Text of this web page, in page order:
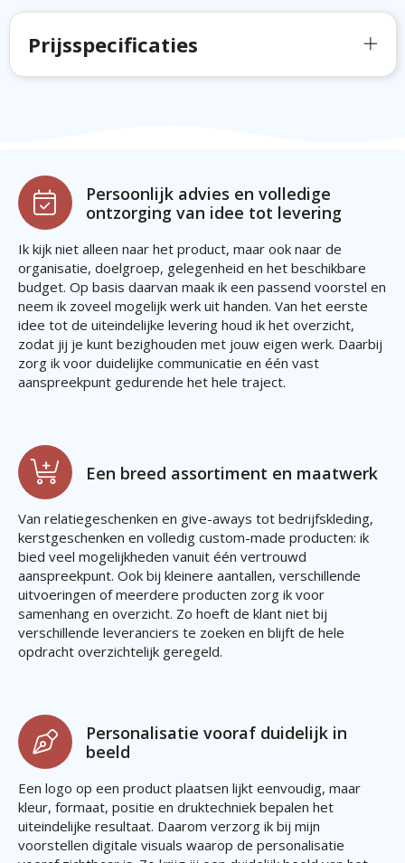
Prijsspecificaties
Persoonlijk advies en volledige
ontzorging van idee tot levering
Ik kijk niet alleen naar het product, maar ook naar de
organisatie, doelgroep, gelegenheid en het beschikbare
budget. Op basis daarvan maak ik een passend voorstel en
neem ik zoveel mogelijk werk uit handen. Van het eerste
idee tot de uiteindelijke levering houd ik het overzicht,
zodat jij je kunt bezighouden met jouw eigen werk. Daarbij
zorg ik voor duidelijke communicatie en één vast
aanspreekpunt gedurende het hele traject.
Een breed assortiment en maatwerk
Van relatiegeschenken en give-aways tot bedrijfskleding,
kerstgeschenken en volledig custom-made producten: ik
bied veel mogelijkheden vanuit één vertrouwd
aanspreekpunt. Ook bij kleinere aantallen, verschillende
uitvoeringen of meerdere producten zorg ik voor
samenhang en overzicht. Zo hoeft de klant niet bij
verschillende leveranciers te zoeken en blijft de hele
opdracht overzichtelijk geregeld.
Personalisatie vooraf duidelijk in
beeld
Een logo op een product plaatsen lijkt eenvoudig, maar
kleur, formaat, positie en druktechniek bepalen het
uiteindelijke resultaat. Daarom verzorg ik bij mijn
voorstellen digitale visuals waarop de personalisatie